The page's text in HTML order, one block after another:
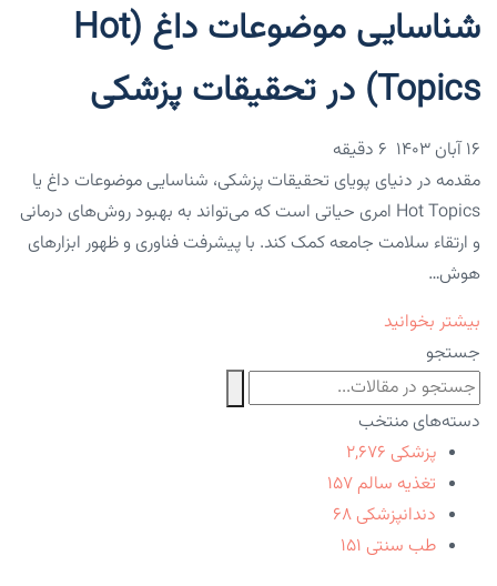
شناسایی موضوعات داغ (Hot
Topics) در تحقیقات پزشکی
۱۶ آبان ۱۴۰۳
مقدمه در دنیای پویای تحقیقات پزشکی، شناسایی موضوعات داغ یا
Hot Topics امری حیاتی است که می‌تواند به بهبود روش‌های درمانی
و ارتقاء سلامت جامعه کمک کند. با پیشرفت فناوری و ظهور ابزارهای
هوش…
بیشتر بخوانید
جستجو
دسته‌های منتخب
پزشکی ۲,۶۷۶
تغذیه سالم ۱۵۷
دندانپزشکی ۶۸
طب سنتی ۱۵۱